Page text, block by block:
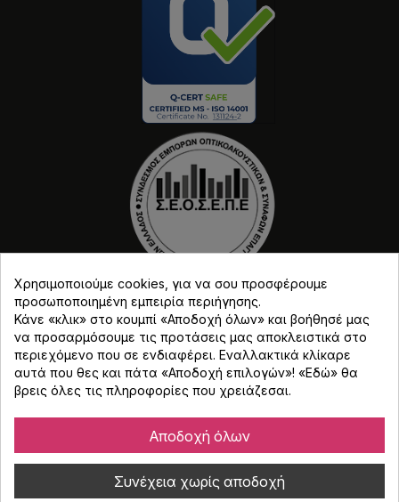
Copyright © Djmania 2026 / Οι τιμές περιλαμβάνουν
Χρησιμοποιούμε cookies, για να σου προσφέρουμε
προσωποποιημένη εμπειρία περιήγησης.
Κάνε «κλικ» στο κουμπί «Αποδοχή όλων» και βοήθησέ μας
να προσαρμόσουμε τις προτάσεις μας αποκλειστικά στο
περιεχόμενο που σε ενδιαφέρει. Εναλλακτικά κλίκαρε
αυτά που θες και πάτα «Αποδοχή επιλογών»! «Εδώ» θα
βρεις όλες τις πληροφορίες που χρειάζεσαι.
Αποδοχή όλων
Συνέχεια χωρίς αποδοχή